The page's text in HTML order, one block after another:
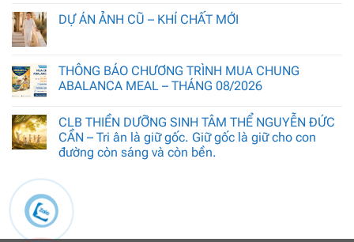
DỰ ÁN ẢNH CŨ – KHÍ CHẤT MỚI
THÔNG BÁO CHƯƠNG TRÌNH MUA CHUNG
ABALANCA MEAL – THÁNG 08/2026
CLB THIỀN DƯỠNG SINH TÂM THỂ NGUYỄN ĐỨC
CẦN – Tri ân là giữ gốc. Giữ gốc là giữ cho con
đường còn sáng và còn bền.